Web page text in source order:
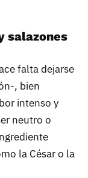
salazones
falta dejarse
, bien
intenso y
neutro o
la César o la